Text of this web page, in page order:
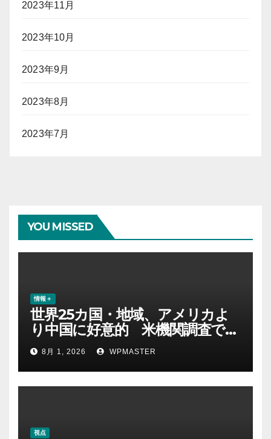
2023年11月
2023年10月
2023年9月
2023年8月
2023年7月
YOU MISSED
情報＋
世界25カ国・地域、アメリカよ
り中国に好意的 米機関調査で初
めて多数派に
8月 1, 2026 WPMASTER
視点